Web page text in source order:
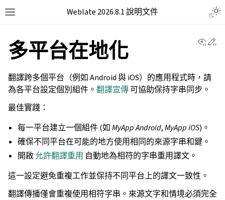
Weblate 2026.8.1 說明文件
多平台在地化
翻譯跨多個平台（例如 Android 與 iOS）的應用程式時，請
為各平台設定個別組件。 翻譯宣傳可協助保持字串同步。
最佳實踐：
每一平台建立一個組件 (如MyApp Android,MyApp iOS)。
確保不同平台在可能的地方使用相同的來源字串和鍵。
開啟 允許翻譯重用 自動地為相符的字串重用譯文。
這一設定避免重複工作並保持不同平台上的譯文一致性。
翻譯傳播僅會重複使用相符字串。來源文字和情境必須完全